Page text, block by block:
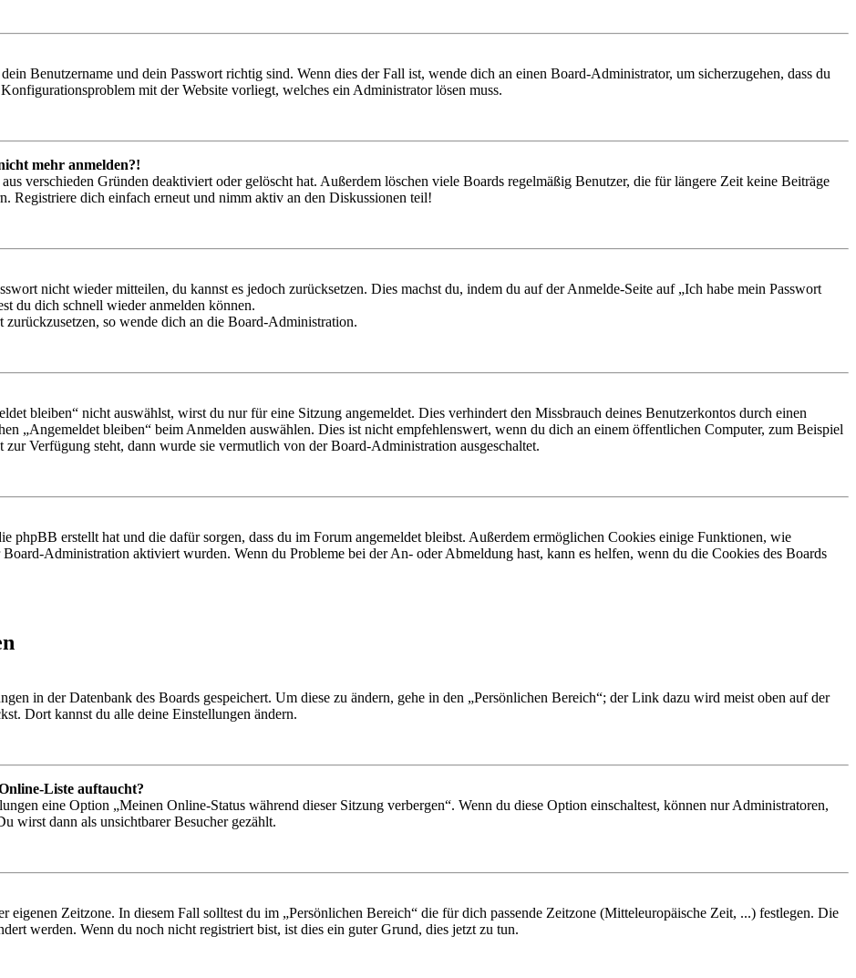
Benutzername und dein Passwort richtig sind. Wenn dies der Fall ist, wende dich an einen Board-Administrator, um sicherzugehen, dass du
mit der Website vorliegt, welches ein Administrator lösen muss.
mehr anmelden?!
verschieden Gründen deaktiviert oder gelöscht hat. Außerdem löschen viele Boards regelmäßig Benutzer, die für längere Zeit keine Beiträge
Registriere dich einfach erneut und nimm aktiv an den Diskussionen teil!
nicht wieder mitteilen, du kannst es jedoch zurücksetzen. Dies machst du, indem du auf der Anmelde-Seite auf „Ich habe mein Passwort
du dich schnell wieder anmelden können.
so wende dich an die Board-Administration.
bleiben“ nicht auswählst, wirst du nur für eine Sitzung angemeldet. Dies verhindert den Missbrauch deines Benutzerkontos durch einen
„Angemeldet bleiben“ beim Anmelden auswählen. Dies ist nicht empfehlenswert, wenn du dich an einem öffentlichen Computer, zum Beispiel
Verfügung steht, dann wurde sie vermutlich von der Board-Administration ausgeschaltet.
phpBB erstellt hat und die dafür sorgen, dass du im Forum angemeldet bleibst. Außerdem ermöglichen Cookies einige Funktionen, wie
Board-Administration aktiviert wurden. Wenn du Probleme bei der An- oder Abmeldung hast, kann es helfen, wenn du die Cookies des Boards
in der Datenbank des Boards gespeichert. Um diese zu ändern, gehe in den „Persönlichen Bereich“; der Link dazu wird meist oben auf der
Dort kannst du alle deine Einstellungen ändern.
Liste auftaucht?
eine Option „Meinen Online-Status während dieser Sitzung verbergen“. Wenn du diese Option einschaltest, können nur Administratoren,
wirst dann als unsichtbarer Besucher gezählt.
eigenen Zeitzone. In diesem Fall solltest du im „Persönlichen Bereich“ die für dich passende Zeitzone (Mitteleuropäische Zeit, ...) festlegen. Die
werden. Wenn du noch nicht registriert bist, ist dies ein guter Grund, dies jetzt zu tun.